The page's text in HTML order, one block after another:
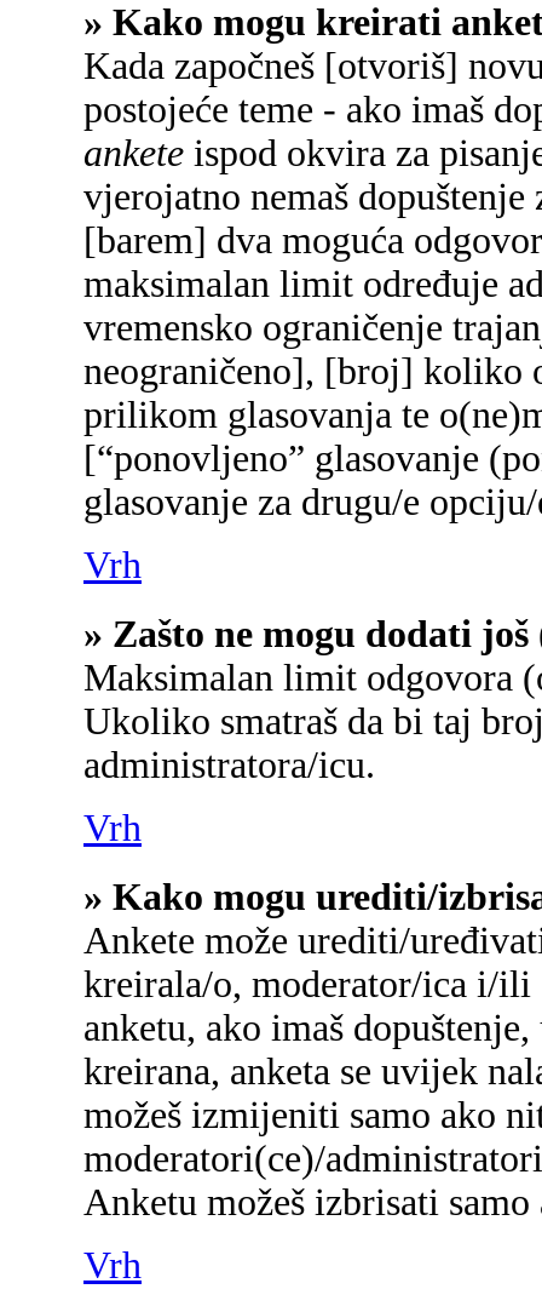
» Kako mogu kreirati
Kada započneš [otvoriš]
postojeće teme - ako imaš
ankete ispod okvira za
vjerojatno nemaš
[barem] dva moguća
maksimalan limit određuje
vremensko ograničenje
neograničeno], [broj] koliko
prilikom glasovanja te
[“ponovljeno” glasovanje
glasovanje za drugu/e
Vrh
» Zašto ne mogu dodati
Maksimalan limit odgovora
Ukoliko smatraš da bi taj
administratora/icu.
Vrh
» Kako mogu urediti/
Ankete može urediti/
kreirala/o, moderator/ica i/
anketu, ako imaš
kreirana, anketa se uvijek
možeš izmijeniti samo ako
moderatori(ce)/
Anketu možeš izbrisati
Vrh